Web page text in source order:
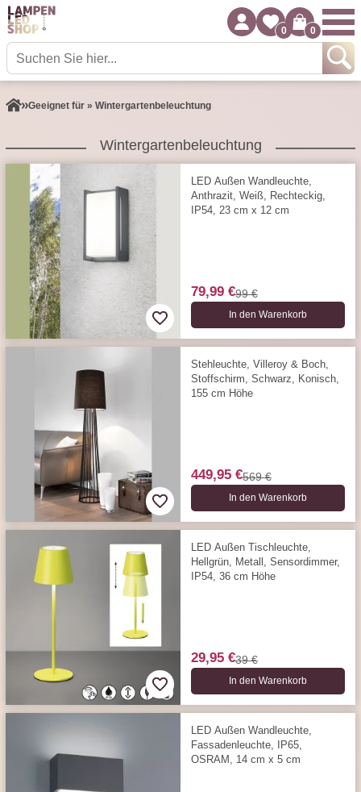
0 0
Geeignet für » Wintergartenbeleuchtung
Wintergartenbeleuchtung
LED Außen Wandleuchte,
Anthrazit, Weiß, Rechteckig,
IP54, 23 cm x 12 cm
79,99 €99 €
In den Warenkorb
Stehleuchte, Villeroy & Boch,
Stoffschirm, Schwarz, Konisch,
155 cm Höhe
449,95 €569 €
In den Warenkorb
LED Außen Tischleuchte,
Hellgrün, Metall, Sensordimmer,
IP54, 36 cm Höhe
29,95 €39 €
In den Warenkorb
LED Außen Wandleuchte,
Fassadenleuchte, IP65,
OSRAM, 14 cm x 5 cm